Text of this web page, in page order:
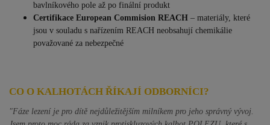
bavlníkového pole až po finální produkt
Certifikace European Commision REACH – materiály, které
jsou v souladu s nařízením REACH neobsahují chemikálie
považované za nebezpečné
CO O KALHOTÁCH ŘÍKAJÍ ODBORNÍCI?
"Fáze lezení je pro dítě nejdůležitějším milníkem pro jeho správný vývoj.